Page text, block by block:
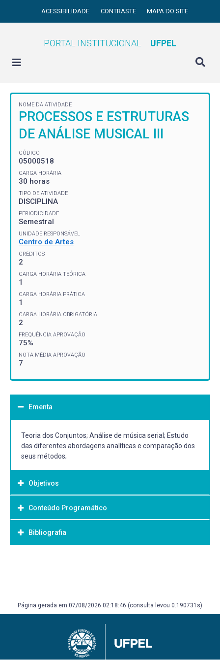
ACESSIBILIDADE CONTRASTE MAPA DO SITE
PORTAL INSTITUCIONAL UFPEL
NOME DA ATIVIDADE
PROCESSOS E ESTRUTURAS
DE ANÁLISE MUSICAL III
CÓDIGO
05000518
CARGA HORÁRIA
30 horas
TIPO DE ATIVIDADE
DISCIPLINA
PERIODICIDADE
Semestral
UNIDADE RESPONSÁVEL
Centro de Artes
CRÉDITOS
2
CARGA HORÁRIA TEÓRICA
1
CARGA HORÁRIA PRÁTICA
1
CARGA HORÁRIA OBRIGATÓRIA
2
FREQUÊNCIA APROVAÇÃO
75%
NOTA MÉDIA APROVAÇÃO
7
Ementa
Teoria dos Conjuntos; Análise de música serial; Estudo
das diferentes abordagens analíticas e comparação dos
seus métodos;
Objetivos
Objetivo Geral:
Fornecer subsídios técnicos para o conhecimento, análise
e entendimento do repertório musical, em conexão com a
Conteúdo Programático
Bibliografia
Music analysis in theory and practice. London:
music. New Haven: Yale university, 1971. LESTER, J.
Analytic Approaches to Twentieth-Century Music. New
York: W.W. Norton & Company, 1989.
Página gerada em 07/08/2026 02:18:46 (consulta levou 0.190731s)